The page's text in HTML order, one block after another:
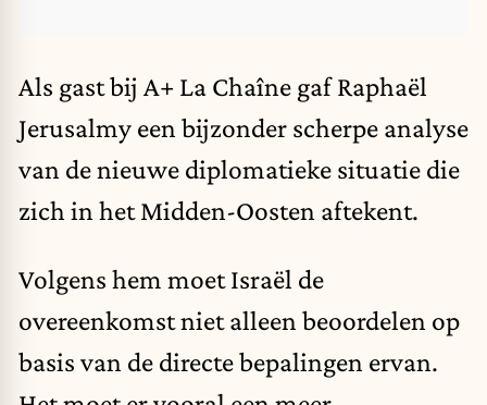
Als gast bij A+ La Chaîne gaf Raphaël
Jerusalmy een bijzonder scherpe analyse
van de nieuwe diplomatieke situatie die
zich in het Midden-Oosten aftekent.
Volgens hem moet Israël de
overeenkomst niet alleen beoordelen op
basis van de directe bepalingen ervan.